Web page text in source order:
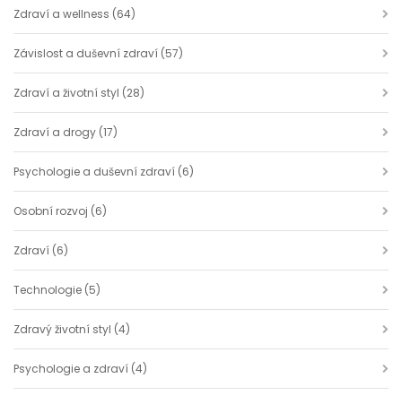
Zdraví a wellness (64)
Závislost a duševní zdraví (57)
Zdraví a životní styl (28)
Zdraví a drogy (17)
Psychologie a duševní zdraví (6)
Osobní rozvoj (6)
Zdraví (6)
Technologie (5)
Zdravý životní styl (4)
Psychologie a zdraví (4)